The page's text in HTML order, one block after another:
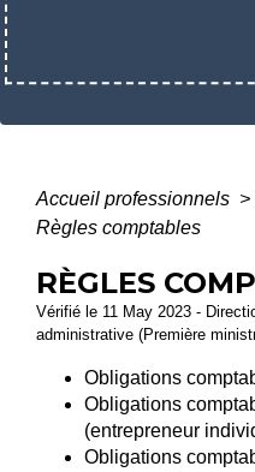
Accueil professionnels >
Règles comptables
RÈGLES
Vérifié le 11 May 2023 -
administrative (Première
Obligations
Obligations
(entrepreneur
Obligations